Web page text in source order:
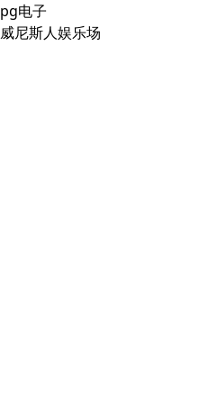
pg电子
威尼斯人娱乐场